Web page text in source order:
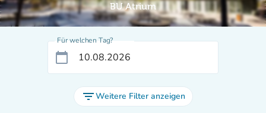
BU Atrium
Für welchen Tag?
calendar_today
filter_listWeitere Filter anzeigen